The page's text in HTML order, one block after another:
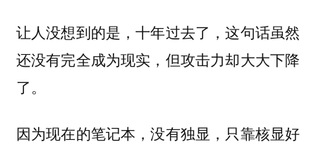
让人没想到的是，十年过去了，这句话虽然
还没有完全成为现实，但攻击力却大大下降
了。
因为现在的笔记本，没有独显，只靠核显好